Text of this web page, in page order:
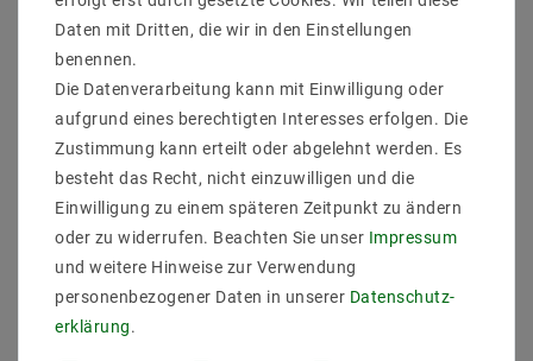
Hersteller&ArtikleNr : Mextronic
Lichtfarb : Warmweiß (3000K)
Anzahl der LEDs pro Meter : 288
Lumen / LED : 2,5
Länge (Meter) : 3
Gesamtlichtstrom bis : 2160
Farbwiedergabe : 92
Abstrahlwinkel (Grad) : 120
Betriebstemperatur (C°) : -20ºC - 50ºC
Arbeitsspannung (Volt) : 24
Arbeitsstrom / Meter max bis (mA) : 250
Daten mit Dritten, die wir in den Einstellungen
benennen.
Die Datenverarbeitung kann mit Einwilligung oder
aufgrund eines berechtigten Interesses erfolgen. Die
Zustimmung kann erteilt oder abgelehnt werden. Es
besteht das Recht, nicht einzuwilligen und die
Einwilligung zu einem späteren Zeitpunkt zu ändern
oder zu widerrufen. Beachten Sie unser Impressum
und weitere Hinweise zur Verwendung
personenbezogener Daten in unserer Daten­schutz­
erklärung